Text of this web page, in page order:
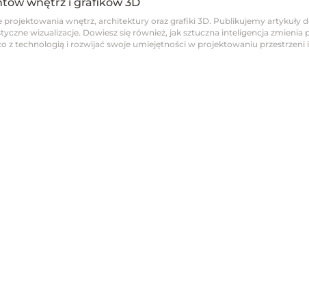
wnętrz, architektury oraz grafiki 3D. Publikujemy artykuły
wizualizacje. Dowiesz się również, jak sztuczna inteligencja
z technologią i rozwijać swoje umiejętności w projektowaniu przestrzeni